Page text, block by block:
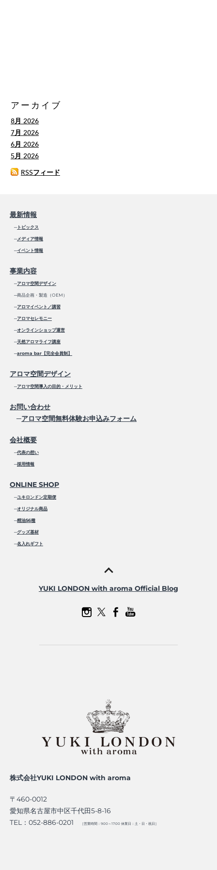
アーカイブ
8月 2026
7月 2026
6月 2026
5月 2026
RSSフィード
最新情報
─トピックス
─メディア情報
─イベント情報
事業内容
─アロマ空間デザイン
─商品企画・製造（OEM）
─アロマイベント／講習
─アロマセレモニー
─オンラインショップ運営
─天然アロマライフ講座
─aroma bar【完全会員制】
アロマ空間デザイン
─アロマ空間導入の目的・メリット
お問い合わせ
─アロマ空間無料体験お申込みフォーム
会社概要
─代表の想い
─採用情報
ONLINE SHOP
─ユキロンドン定期便
─オリジナル商品
─精油56種
─グッズ基材
─名入れギフト
YUKI LONDON with aroma Official Blog
株式会社YUKI LONDON with aroma
〒460-0012
愛知県名古屋市中区千代田5-8-16
TEL：052-886-0201
［営業時間：9:00～17:00 休業日：土・日・祝日］